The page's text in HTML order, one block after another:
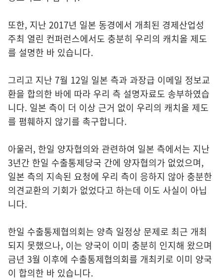
또한, 지난 2017년 일본 동경에서 개최된 경제산업성
주최 열린 컨퍼런스에서도 충분히 우리의 캐치올 제도
를 설명한 바 있습니다.
그리고 지난 7월 12일 일본 측과 과장급 이메일 정보교
환을 합의한 바에 따라 우리 측 설명자료도 송부하였습
니다. 일본 측이 더 이상 근거 없이 우리의 캐치올 제도
를 폄훼하지 않기를 촉구합니다.
아울러, 한일 양자협의와 관련하여 일본 측에서는 지난
3년간 한일 수출통제당국 간에 양자협의가 없었으며,
일본 측의 지속된 요청에 우리 측이 응하지 않아 충분한
의견교환의 기회가 없었다고 하는데 이도 사실이 아닙
니다.
한일 수출통제협의회는 양측 일정상 문제로 최근 개최
되지 못했으나, 이는 양국이 이미 충분히 인지해 왔으며
금년 3월 이후에 수출통제협의회를 개최키로 이미 양국
이 합의한 바 있습니다.